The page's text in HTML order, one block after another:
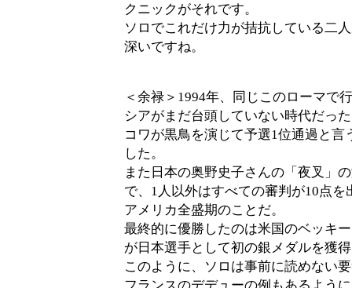
クニックがそれです。
ソロでこれだけ力が拮抗している二
深いですね。
＜余禄＞1994年、同じこのローマで
シアがまだ台頭していない時代だっ
コワが黒鳥を演じて予選1位通過と
した。
また日本の奥野史子さんの「夜叉」
で、1人以外はすべての審判が10点
アメリカ全盛期のことだ。
最終的に優勝したのは米国のベッキ
が日本選手として初の銀メダルを獲
このように、ソロは事前に読めない